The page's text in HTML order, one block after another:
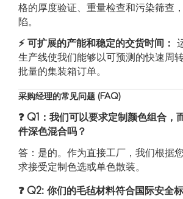
格的厚度验证、重量检查和污染筛查
陷。
⚡ 可扩展的产能和稳定的交货时间：
生产线使我们能够以可预测的快速周
批量的集装箱订单。
采购经理的常见问题 (FAQ)
❓ Q1：我们可以要求定制颜色组合，
件深色混合吗？
答：是的。作为直接工厂，我们根据
求接受定制色选或单色散装。
❓ Q2: 你们的毛毡材料符合国际安全